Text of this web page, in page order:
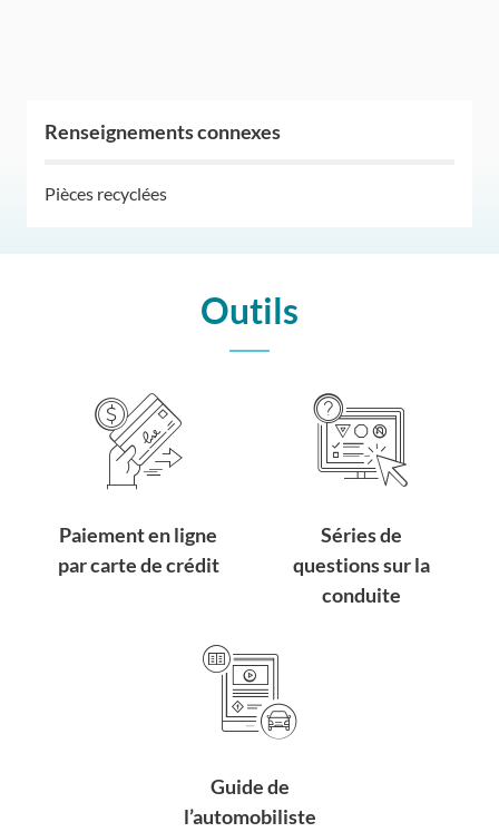
Renseignements connexes
Pièces recyclées
Outils
Paiement en ligne
par carte de crédit
Séries de
questions sur la
conduite
Guide de
l’automobiliste